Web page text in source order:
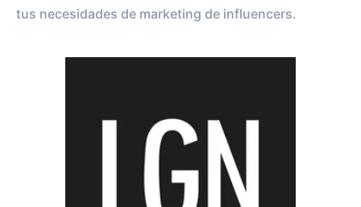
tus necesidades de marketing de influencers.